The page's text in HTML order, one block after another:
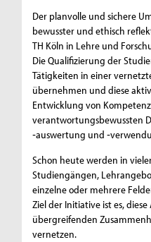
Der planvolle und sichere
bewusster und ethisch
TH Köln in Lehre und
Die Qualifizierung der
Tätigkeiten in einer
übernehmen und diese
Entwicklung von
verantwortungsbewussten
‐auswertung und
Schon heute werden in
Studiengängen,
einzelne oder mehrere
Ziel der Initiative ist es,
übergreifenden
vernetzen.